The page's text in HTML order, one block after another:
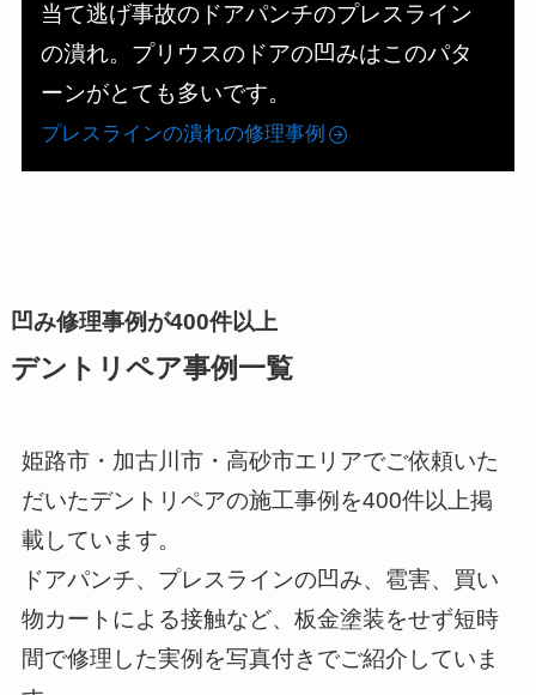
当て逃げ事故のドアパンチのプレスライン
の潰れ。プリウスのドアの凹みはこのパタ
ーンがとても多いです。
プレスラインの潰れの修理事例
凹み修理事例が400件以上
デントリペア事例一覧
姫路市・加古川市・高砂市エリアでご依頼いた
だいたデントリペアの施工事例を400件以上掲
載しています。
ドアパンチ、プレスラインの凹み、雹害、買い
物カートによる接触など、板金塗装をせず短時
間で修理した実例を写真付きでご紹介していま